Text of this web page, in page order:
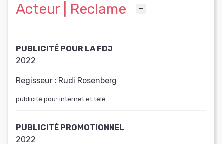
Acteur | Reclame
PUBLICITÉ POUR LA FDJ
2022
Regisseur : Rudi Rosenberg
publicité pour internet et télé
PUBLICITÉ PROMOTIONNEL
2022